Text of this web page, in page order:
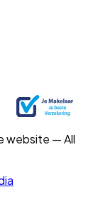
website — All